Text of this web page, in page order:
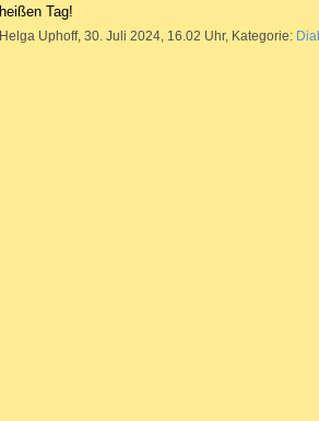
heißen Tag!
Helga Uphoff, 30. Juli 2024, 16.02 Uhr, Kategorie: